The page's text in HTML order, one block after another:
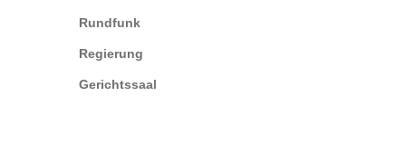
Rundfunk
Regierung
Gerichtssaal